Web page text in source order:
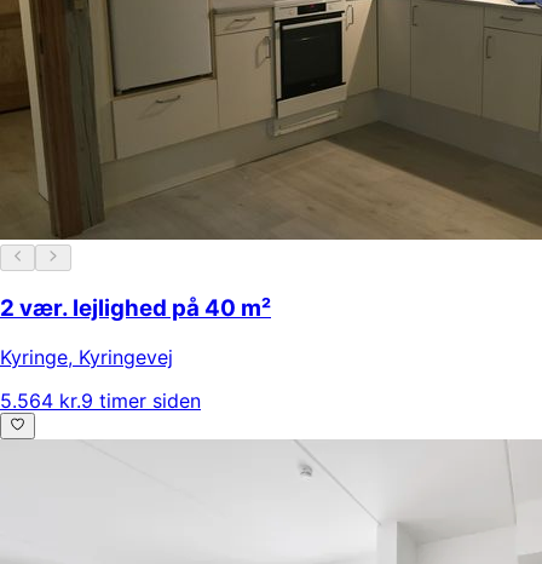
2 vær. lejlighed på 40 m²
Kyringe, Kyringevej
5.564 kr.9 timer siden